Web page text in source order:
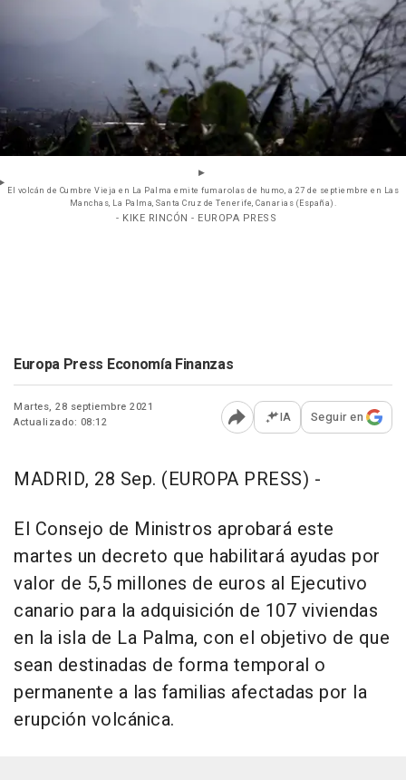
El volcán de Cumbre Vieja en La Palma emite fumarolas de humo, a 27 de septiembre en Las
Manchas, La Palma, Santa Cruz de Tenerife, Canarias (España).
- KIKE RINCÓN - EUROPA PRESS
Europa Press Economía Finanzas
Martes, 28 septiembre 2021
Actualizado: 08:12
Abrir opciones para
IA Seguir en
MADRID, 28 Sep. (EUROPA PRESS) -
El Consejo de Ministros aprobará este
martes un decreto que habilitará ayudas por
valor de 5,5 millones de euros al Ejecutivo
canario para la adquisición de 107 viviendas
en la isla de La Palma, con el objetivo de que
sean destinadas de forma temporal o
permanente a las familias afectadas por la
erupción volcánica.